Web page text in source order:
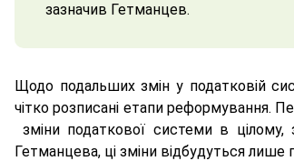
зазначив Гетманцев.
Щодо подальших змін у податковій
чітко розписані етапи реформування.
зміни податкової системи в
Гетманцева, ці зміни відбудуться лише